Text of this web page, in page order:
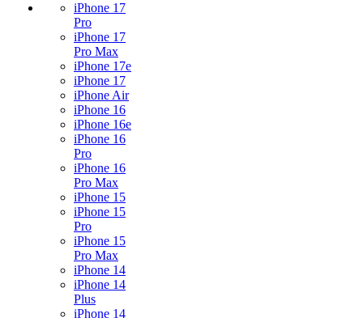
iPhone 17
Pro
iPhone 17
Pro Max
iPhone 17e
iPhone 17
iPhone Air
iPhone 16
iPhone 16e
iPhone 16
Pro
iPhone 16
Pro Max
iPhone 15
iPhone 15
Pro
iPhone 15
Pro Max
iPhone 14
iPhone 14
Plus
iPhone 14